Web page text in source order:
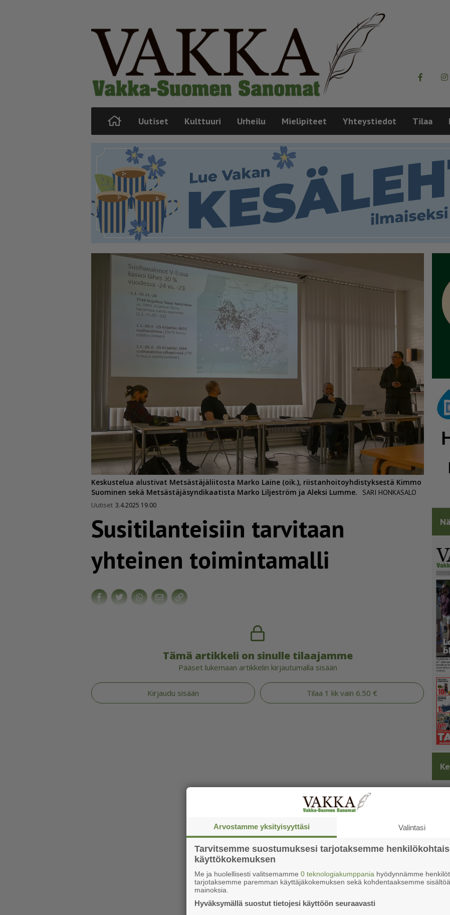
Uutiset Kulttuuri Urheilu Mielipiteet Yhteystiedot Tilaa
Keskustelua alustivat Metsästäjäliitosta Marko Laine (oik.), riistanhoitoyhdistyksestä Kimmo
Suominen sekä Metsästäjäsyndikaatista Marko Liljeström ja Aleksi Lumme.
SARI HONKASALO
Uutiset 3.4.2025 19.00
Susiti­lan­teisiin tarvitaan
yhteinen toimintamalli
Tämä artikkeli on sinulle tilaajamme
Pääset lukemaan artikkelin kirjautumalla sisään
Kirjaudu sisään Tilaa 1 kk vain 6.50 €
Arvostamme yksityisyyttäsi Valintasi
Tarvitsemme suostumuksesi tarjotaksemme
käyttökokemuksen
Me ja huolellisesti valitsemamme 0 teknologiakumppania hyödynnämme
tarjotaksemme paremman käyttäjäkokemuksen sekä kohdentaaksemme
mainoksia.
Hyväksymällä suostut tietojesi käyttöön seuraavasti